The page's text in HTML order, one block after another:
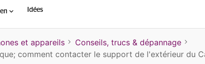
Idées
et appareils
Conseils, trucs & dépannage
comment contacter le support de l'extérieur du